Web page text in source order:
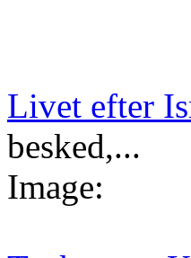
Livet efter
besked,...
Image: